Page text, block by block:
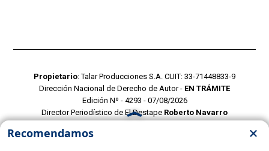
Propietario: Talar Producciones S.A. CUIT: 33-71448833-9
Dirección Nacional de Derecho de Autor - EN TRÁMITE
Edición Nº - 4293 - 07/08/2026
Director Periodístico de El Destape Roberto Navarro